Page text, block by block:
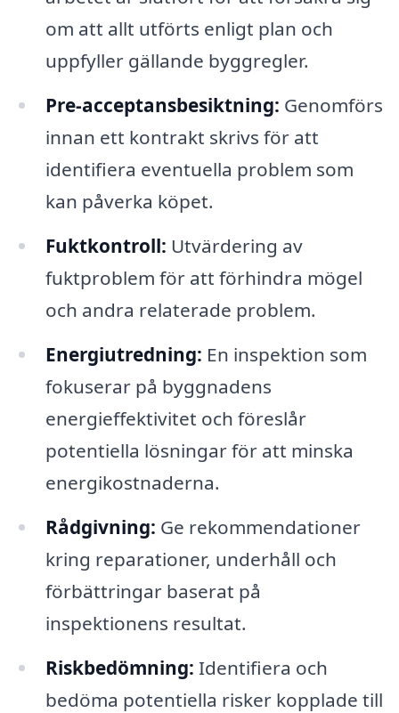
om att allt utförts enligt plan och
uppfyller gällande byggregler.
Pre-acceptansbesiktning: Genomförs
innan ett kontrakt skrivs för att
identifiera eventuella problem som
kan påverka köpet.
Fuktkontroll: Utvärdering av
fuktproblem för att förhindra mögel
och andra relaterade problem.
Energiutredning: En inspektion som
fokuserar på byggnadens
energieffektivitet och föreslår
potentiella lösningar för att minska
energikostnaderna.
Rådgivning: Ge rekommendationer
kring reparationer, underhåll och
förbättringar baserat på
inspektionens resultat.
Riskbedömning: Identifiera och
bedöma potentiella risker kopplade till